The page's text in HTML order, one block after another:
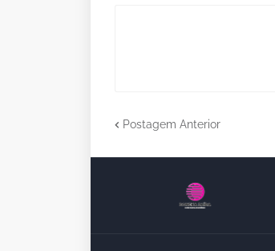
Postagem Anterior